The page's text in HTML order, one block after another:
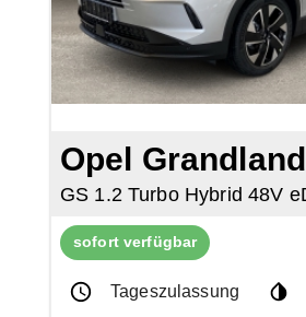
Opel Grandland
sofort verfügbar
Tageszulassung